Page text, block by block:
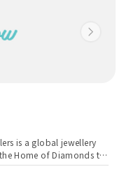
Next
is a global jewellery
Home of Diamonds to
of discovery,